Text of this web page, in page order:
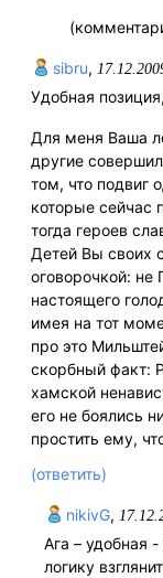
sibru,
Удобная
Для меня Ваша
другие
том, что подвиг
которые сейчас
тогда героев
Детей Вы своих
оговорочкой: не
настоящего
имея на тот
про это
скорбный факт:
хамской
его не боялись
простить ему,
(ответить)
nikivG,
Ага – удобная
логику